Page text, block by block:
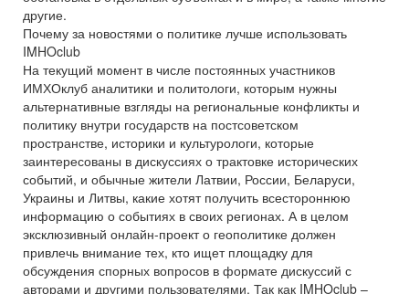
другие.
Почему за новостями о политике лучше использовать
IMHOclub
На текущий момент в числе постоянных участников
ИМХОклуб аналитики и политологи, которым нужны
альтернативные взгляды на региональные конфликты и
политику внутри государств на постсоветском
пространстве, историки и культурологи, которые
заинтересованы в дискуссиях о трактовке исторических
событий, и обычные жители Латвии, России, Беларуси,
Украины и Литвы, какие хотят получить всестороннюю
информацию о событиях в своих регионах. А в целом
эксклюзивный онлайн-проект о геополитике должен
привлечь внимание тех, кто ищет площадку для
обсуждения спорных вопросов в формате дискуссий с
авторами и другими пользователями. Так как IMHOclub –